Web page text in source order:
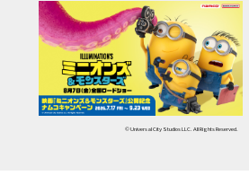
© Universal City Studios LLC. All Rights Reserved.